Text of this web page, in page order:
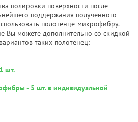
полировки поверхности после
поддержания полученного
полотенце-микрофибру.
Вы можете дополнительно со скидкой
таких полотенец:
шт.
- 5 шт. в индивидуальной